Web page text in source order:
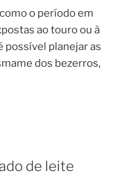
o período em
ao touro ou à
possível planejar as
dos bezerros,
de leite